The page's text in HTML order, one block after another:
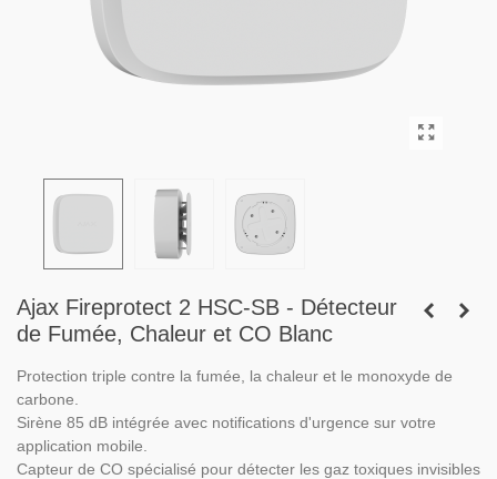
Ajax Fireprotect 2 HSC-SB - Détecteur
de Fumée, Chaleur et CO Blanc
Protection triple contre la fumée, la chaleur et le monoxyde de
carbone.
Sirène 85 dB intégrée avec notifications d'urgence sur votre
application mobile.
Capteur de CO spécialisé pour détecter les gaz toxiques invisibles